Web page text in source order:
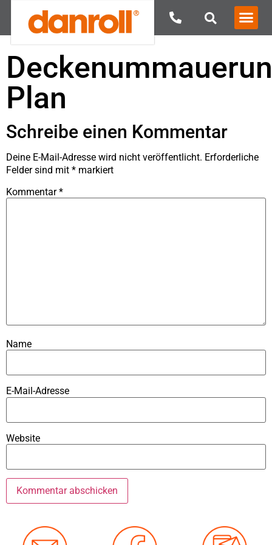
Plan
Schreibe einen Kommentar
Deine E-Mail-Adresse wird nicht veröffentlicht. Erforderliche
Felder sind mit * markiert
Kommentar*
Name
E-Mail-Adresse
Website